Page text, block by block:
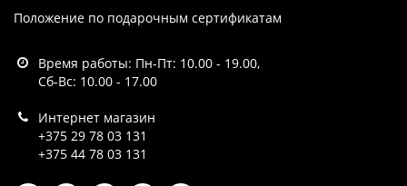
Положение по подарочным сертификатам
Время работы: Пн-Пт: 10.00 - 19.00,
Сб-Вс: 10.00 - 17.00
Интернет магазин
+375 29 78 03 131
+375 44 78 03 131